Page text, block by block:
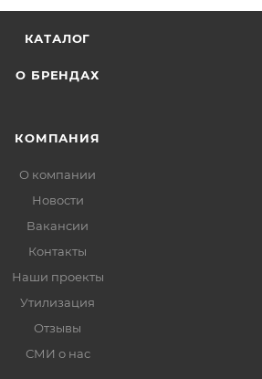
КАТАЛОГ
О БРЕНДАХ
КОМПАНИЯ
О компании
Новости
Вакансии
Контакты
Наши проекты
Утилизация
Отзывы
СМИ о нас